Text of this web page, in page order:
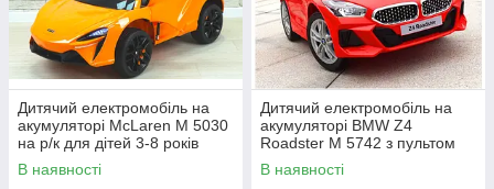
Дитячий електромобіль на
акумуляторі McLaren M 5030
на р/к для дітей 3-8 років
автопофарбування
жовтогарячий
В наявності
Дитячий електромобіль на
акумуляторі BMW Z4
Roadster M 5742 з пультом
для дітей 3-8 років Червоний
В наявності